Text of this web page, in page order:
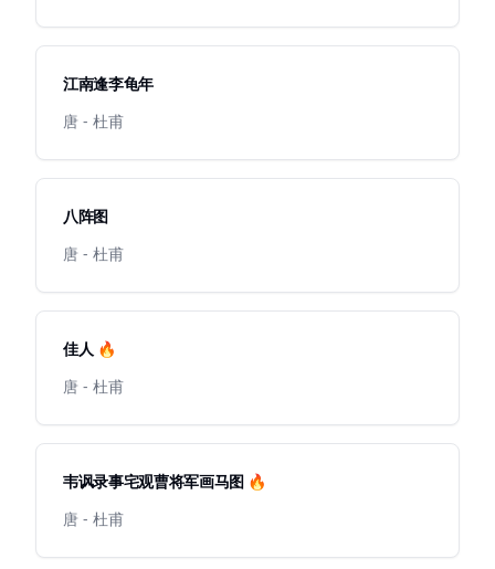
江南逢李龟年
唐 - 杜甫
八阵图
唐 - 杜甫
佳人 🔥
唐 - 杜甫
韦讽录事宅观曹将军画马图 🔥
唐 - 杜甫